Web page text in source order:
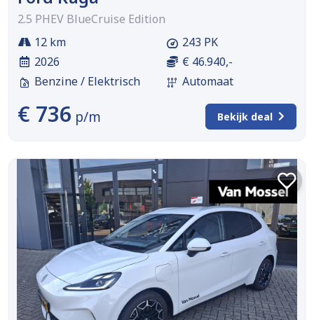
2.5 PHEV BlueCruise Edition
12 km
2026
Benzine / Elektrisch
243 PK
€ 46.940,-
Automaat
€ 736 p/m Bekijk deal